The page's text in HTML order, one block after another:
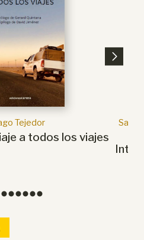
Tejedor
a todos los viajes
3 4 5 6 7 8